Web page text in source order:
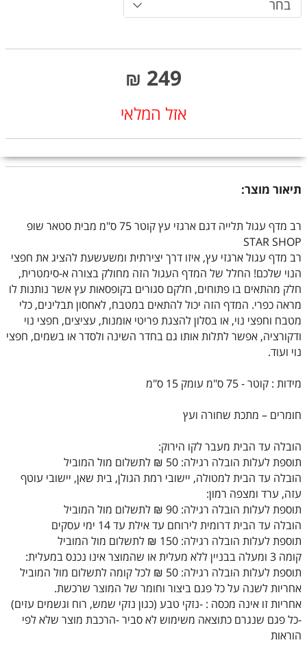
בחר
249
₪
אזל המלאי
תיאור מוצר:
רב מדף עגול תלייה דגם ארגזי עץ קוטר 75 ס"מ מבית סטאר שופ
STAR SHOP
רב מדף עגול ארגזי עץ, איזו דרך יצירתית ומשעשעת להציג את חפצי
הנוי שלכם! החלל של המדף העגול הזה מחולק בצורה א-סימטרית,
חלק מהתאים בו פתוחים, חלקם סגורים בקופסאות עץ אשר נותנות לו
מראה כפרי. המדף הזה יכול להתאים במטבח, לאחסון תבלינים, כלי
מטבח וחפצי נוי, או בסלון להצגת פריטי אומנות, עציצים, חפצי נוי
ודקורציה, אפשר לתלות אותו גם בחדר השינה ולסדר או בשמים, חפצי
נוי ועוד.
מידות : קוטר - 75 ס"מ עומק 15 ס"מ
חומרים – מתכת שחורה ועץ
הובלה עד הבית מעבר לקו הירוק:
תוספת לעלות הובלה רגילה: 50 ₪ לתשלום מול המוביל
הובלה עד הבית למטולה, יישובי רמת הגולן, בית שאן, יישובי עוטף
עזה, ערד ומצפה רמון:
תוספת לעלות הובלה רגילה: 90 ₪ לתשלום מול המוביל
הובלה עד הבית דרומית לירוחם עד אילת עד 14 ימי עסקים
תוספת לעלות הובלה רגילה: 150 ₪ לתשלום מול המוביל
קומה 3 ומעלה בבניין ללא מעלית או שהמוצר אינו נכנס במעלית:
תוספת לעלות הובלה רגילה: 50 ₪ לכל קומה לתשלום מול המוביל
אחריות לשנה על כל פגם ביצור וחומר של המוצר שרכשת.
אחריות זו אינה מכסה : -נזקי טבע (כגון נזקי שמש, רוח וגשמים עזים)
-כל פגם שנגרם כתוצאה משימוש לא סביר -הרכבת מוצר שלא לפי
הוראות